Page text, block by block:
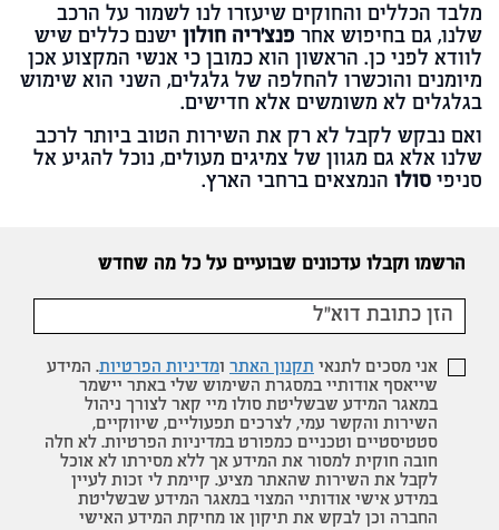
מלבד הכללים והחוקים שיעזרו לנו לשמור על הרכב
שלנו, גם בחיפוש אחר פנצ'ריה חולון ישנם כללים שיש
לוודא לפני כן. הראשון הוא כמובן כי אנשי המקצוע אכן
מיומנים והוכשרו להחלפה של גלגלים, השני הוא שימוש
בגלגלים לא משומשים אלא חדישים.
ואם נבקש לקבל לא רק את השירות הטוב ביותר לרכב
שלנו אלא גם מגוון של צמיגים מעולים, נוכל להגיע אל
סניפי סולו הנמצאים ברחבי הארץ.
הרשמו וקבלו עדכונים שבועיים על כל מה שחדש
אני מסכים לתנאי תקנון האתר ומדיניות הפרטיות. המידע
שייאסף אודותיי במסגרת השימוש שלי באתר יישמר
במאגר המידע שבשליטת סולו מיי קאר לצורך ניהול
השירות והקשר עמי, לצרכים תפעוליים, שיווקיים,
סטטיסטיים וטכניים כמפורט במדיניות הפרטיות. לא חלה
חובה חוקית למסור את המידע אך ללא מסירתו לא אוכל
לקבל את השירות שהאתר מציע. קיימת לי זכות לעיין
במידע אישי אודותיי המצוי במאגר המידע שבשליטת
החברה וכן לבקש את תיקון או מחיקת המידע האישי